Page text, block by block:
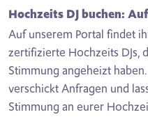
Hochzeits DJ buchen:
Auf unserem Portal findet
zertifizierte Hochzeits DJs,
Stimmung angeheizt
verschickt Anfragen und
Stimmung an eurer